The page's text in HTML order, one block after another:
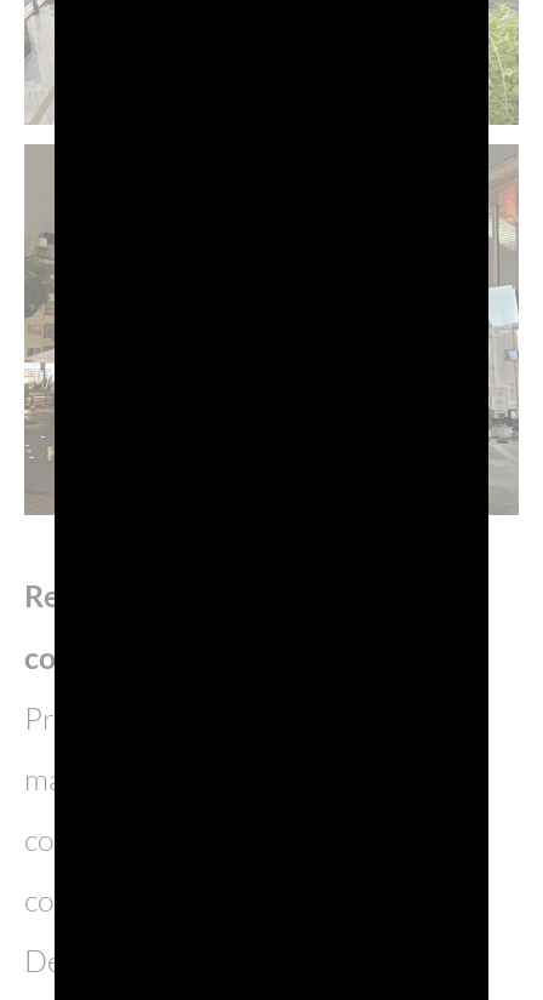
Retail e partnership: presenza
costante nei momenti chiave
Prosegue il presidio nei grandi
magazzini grazie a partnership
consolidate. Tra queste, la
collaborazione con Hankyu
Department Store durante l’Italian